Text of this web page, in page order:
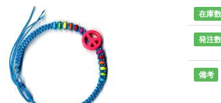
在庫数
発注数
備考